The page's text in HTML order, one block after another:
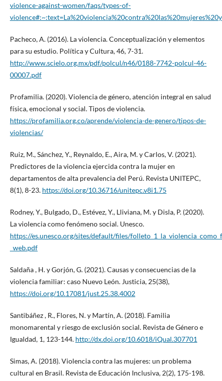
violence-against-women/faqs/types-of-
Pacheco, A. (2016). La violencia. Conceptualización y elementos
para su estudio. Política y Cultura, 46, 7-31.
http://www.scielo.org.mx/pdf/polcul/n46/0188-7742-polcul-46-
00007.pdf
Profamilia. (2020). Violencia de género, atención integral en salud
física, emocional y social. Tipos de violencia.
https://profamilia.org.co/aprende/violencia-de-genero/tipos-de-
violencias/
Ruiz, M., Sánchez, Y., Reynaldo, E., Aira, M. y Carlos, V. (2021).
Predictores de la violencia ejercida contra la mujer en
departamentos de alta prevalencia del Perú. Revista UNITEPC,
8(1), 8-23. https://doi.org/10.36716/unitepc.v8i1.75
Rodney, Y., Bulgado, D., Estévez, Y., Lliviana, M. y Disla, P. (2020).
La violencia como fenómeno social. Unesco.
https://es.unesco.org/sites/default/files/
_web.pdf
Saldaña , H. y Gorjón, G. (2021). Causas y consecuencias de la
violencia familiar: caso Nuevo León. Justicia, 25(38),
https://doi.org/10.17081/just.25.38.4002
Santibáñez , R., Flores, N. y Martín, A. (2018). Familia
monomarental y riesgo de exclusión social. Revista de Género e
Igualdad, 1, 123-144. http://dx.doi.org/10.6018/iQual.307701
Simas, A. (2018). Violencia contra las mujeres: un problema
cultural en Brasil. Revista de Educación Inclusiva, 2(2), 175-198.